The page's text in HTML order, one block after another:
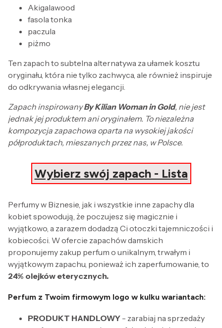
Akigalawood
fasola tonka
paczula
piżmo
Ten zapach to subtelna alternatywa za ułamek kosztu
oryginału, która nie tylko zachwyca, ale również inspiruje
do odkrywania własnej elegancji.
Zapach inspirowanyBy Kilian Woman in Gold, nie jest
jednak jej produktem ani oryginałem. To niezależna
kompozycja zapachowa oparta na wysokiej jakości
półproduktach, mieszanych przez nas, w Polsce.
Wybierz swój zapach - Lista
Perfumy w Biznesie, jak i wszystkie inne zapachy dla
kobiet spowodują, że poczujesz się magicznie i
wyjątkowo, a zarazem dodadzą Ci otoczki tajemniczości i
kobiecości. W ofercie zapachów damskich
proponujemy zakup perfum o unikalnym, trwałym i
wyjątkowym zapachu, ponieważ ich zaperfumowanie, to
24% olejków eterycznych.
Perfum z Twoim firmowym logo w kulku wariantach:
PRODUKT HANDLOWY - zarabiaj na sprzedaży